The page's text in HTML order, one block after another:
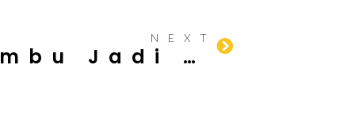
NEXT
Mengenal Bambu Jadi Balok Panjang